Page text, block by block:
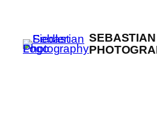
springen